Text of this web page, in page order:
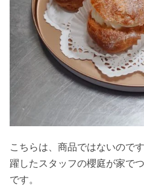
こちらは、商品ではないのです
躍したスタッフの櫻庭が家で
です。